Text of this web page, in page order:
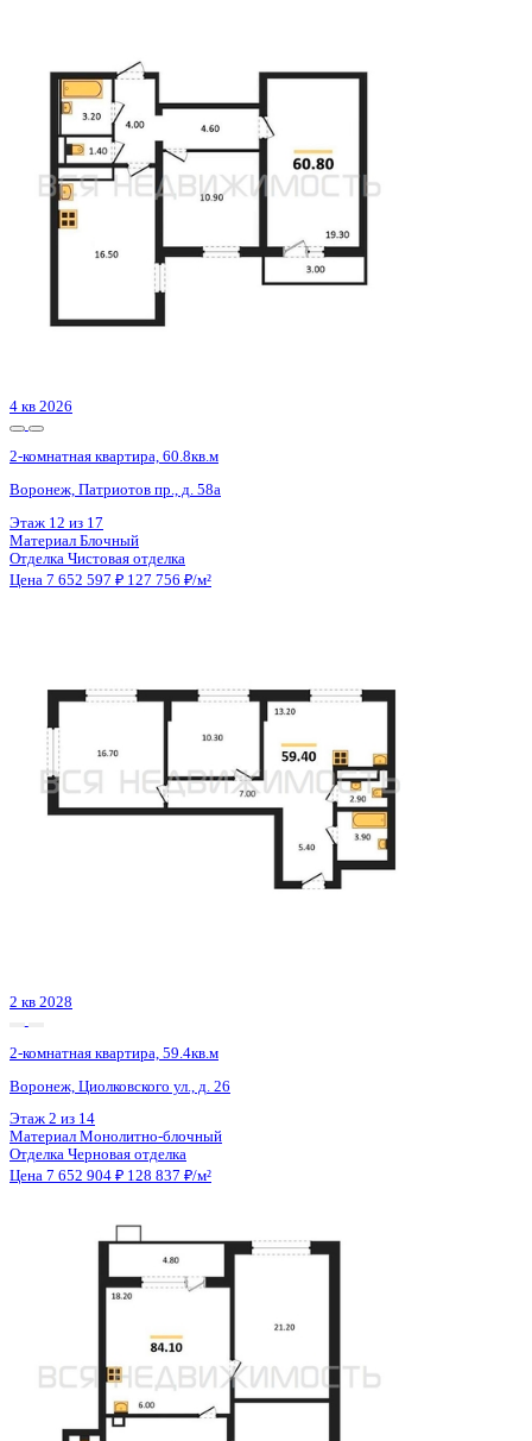
2 кв 2030
2-комнатная квартира, 55.83кв.м
Воронеж, Матросова ул., д. 64а
Отделка Черновая отделка
Этаж
Материал Монолитный
Цена 7 648 710 ₽ 140 421 ₽/м²